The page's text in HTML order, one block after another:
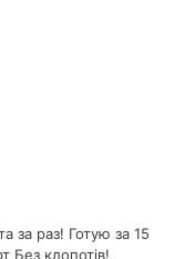
за раз! Готую за 15
Без клопотів!